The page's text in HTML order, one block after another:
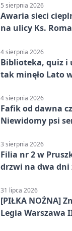
5 sierpnia 2026
Awaria sieci
na ulicy Ks.
4 sierpnia 2026
Biblioteka, quiz i
tak minęło Lato
4 sierpnia 2026
Fafik od dawna
Niewidomy psi
3 sierpnia 2026
Filia nr 2 w
drzwi na dwa dni
31 lipca 2026
[PIŁKA NOŻNA]
Legia Warszawa